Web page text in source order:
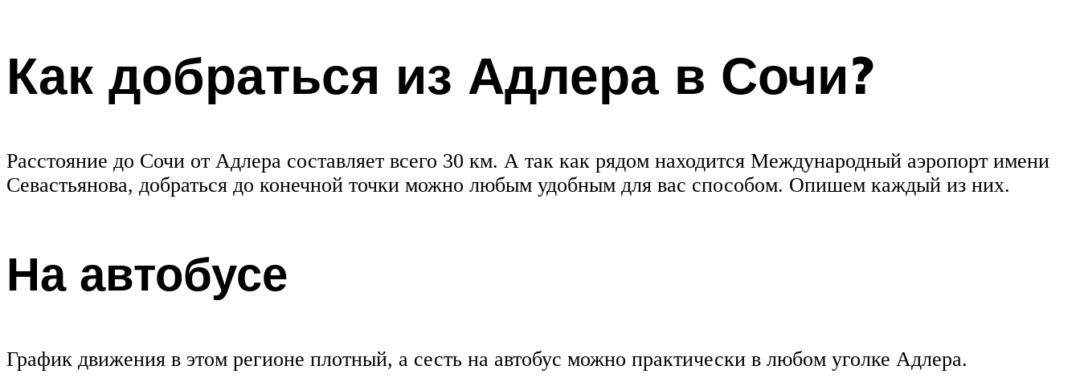
Как добраться из Адлера в Сочи?
Расстояние до Сочи от Адлера составляет всего 30 км. А так как рядом находится Международный аэропорт имени
Севастьянова, добраться до конечной точки можно любым удобным для вас способом. Опишем каждый из них.
На автобусе
График движения в этом регионе плотный, а сесть на автобус можно практически в любом уголке Адлера.